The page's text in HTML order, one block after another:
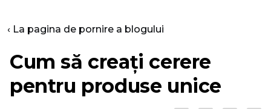
‹ La pagina de pornire a blogului
Cum să creați cerere
pentru produse unice